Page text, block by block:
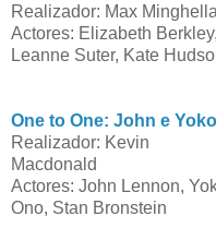
Realizador: Max Minghella
Actores: Elizabeth Berkley,
Leanne Suter, Kate
One to One: John e Yoko
Realizador: Kevin
Macdonald
Actores: John Lennon,
Ono, Stan Bronstein